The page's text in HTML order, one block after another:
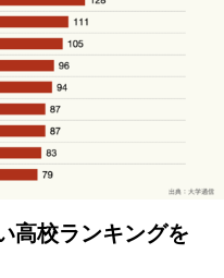
高校ランキングを